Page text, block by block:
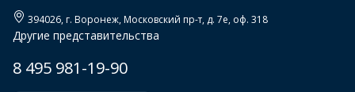
394026, г. Воронеж,Московский пр-т, д. 7е, оф. 318
Другие представительства
8 495 981-19-90